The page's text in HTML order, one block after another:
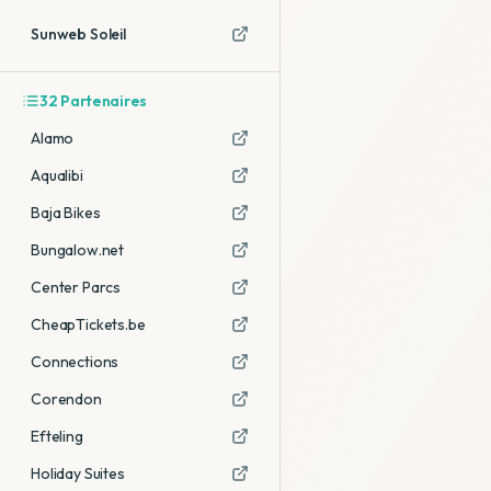
Sunweb Soleil
32 Partenaires
Alamo
Aqualibi
Baja Bikes
Bungalow.net
Center Parcs
CheapTickets.be
Connections
Corendon
Efteling
Holiday Suites